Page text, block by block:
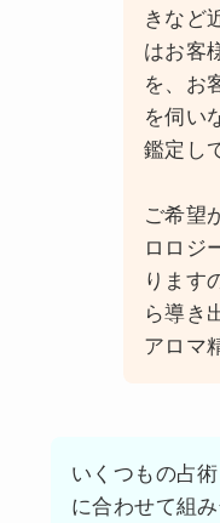
きなど
はお客
を、お
を伺い
鑑定し
ご希望
ロロジ
ります
ら導き
アロマ
いくつもの占
に合わせて組